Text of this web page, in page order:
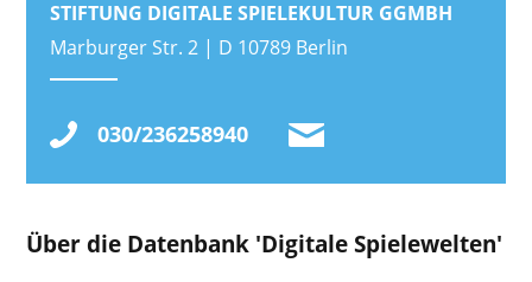
STIFTUNG DIGITALE SPIELEKULTUR GGMBH
Marburger Str. 2 | D 10789 Berlin
030/236258940
Über die Datenbank 'Digitale Spielewelten'